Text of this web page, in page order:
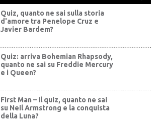
Quiz, quanto ne sai sulla storia
d'amore tra Penelope Cruz e
Javier Bardem?
Quiz: arriva Bohemian Rhapsody,
quanto ne sai su Freddie Mercury
e i Queen?
First Man – Il quiz, quanto ne sai
su Neil Armstrong e la conquista
della Luna?